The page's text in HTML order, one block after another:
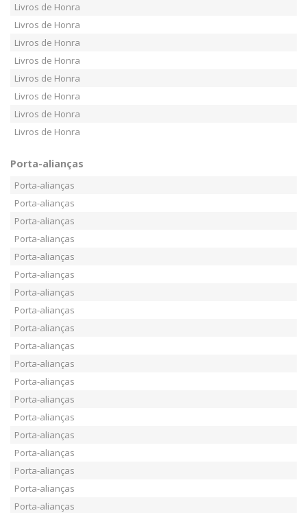
Livros de Honra
Livros de Honra
Livros de Honra
Livros de Honra
Livros de Honra
Livros de Honra
Livros de Honra
Livros de Honra
Porta-alianças
Porta-alianças
Porta-alianças
Porta-alianças
Porta-alianças
Porta-alianças
Porta-alianças
Porta-alianças
Porta-alianças
Porta-alianças
Porta-alianças
Porta-alianças
Porta-alianças
Porta-alianças
Porta-alianças
Porta-alianças
Porta-alianças
Porta-alianças
Porta-alianças
Porta-alianças